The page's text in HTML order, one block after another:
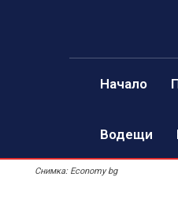
Начало
Водещи
Снимка: Economy bg